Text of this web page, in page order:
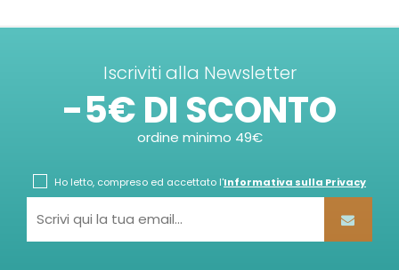
Iscriviti alla Newsletter
-5€ DI SCONTO
ordine minimo 49€
Ho letto, compreso ed accettato l'Informativa sulla Privacy